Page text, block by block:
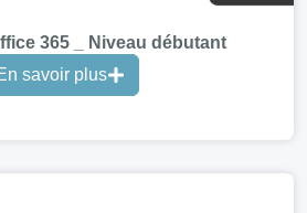
365 _ Niveau débutant
savoir plus